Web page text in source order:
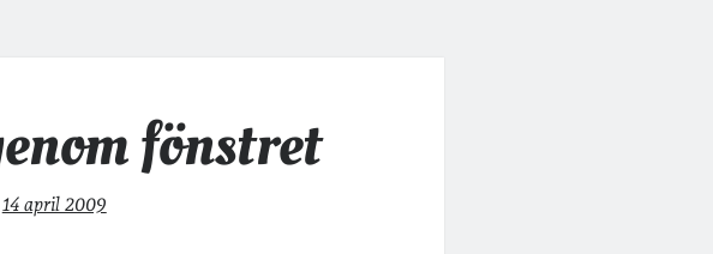
fönstret
14 april 2009